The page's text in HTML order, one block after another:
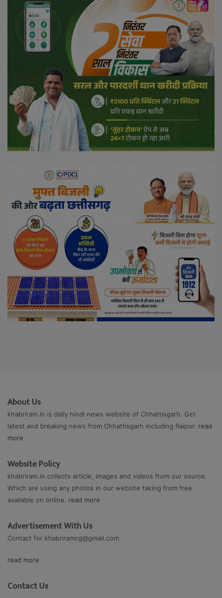
About Us
khabriram.in is daily hindi news website of Chhattisgarh. Get
latest and breaking news from Chhattisgarh including Raipur. read
more
Website Policy
khabriram.in collects article, images and videos from our source.
Which are using any photos in our website taking from free
available on online. read more
Advertisement With Us
Contact for khabriramcg@gmail.com
read more
Contact Us